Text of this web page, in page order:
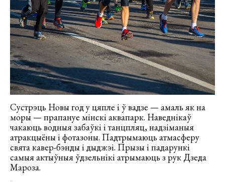
Сустрэць Новы год у цяпле і ў вадзе — амаль як на
моры — прапануе мінскі аквапарк. Наведнікаў
чакаюць водныя забаўкі і танцпляц, надзіманыя
атракцыёны і фотазоны. Падтрымаюць атмасферу
свята кавер-бэнды і дыджэі. Прызы і падарункі
самыя актыўныя ўдзельнікі атрымаюць з рук Дзеда
Мароза.